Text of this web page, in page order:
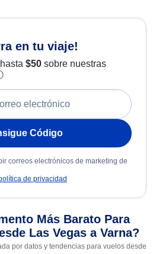
en tu viaje!
$50sobre nuestras
Código
correos electrónicos de marketing de
de privacidad
Más Barato Para
Las Vegas a Varna?
por datos y tendencias para vuelos desde